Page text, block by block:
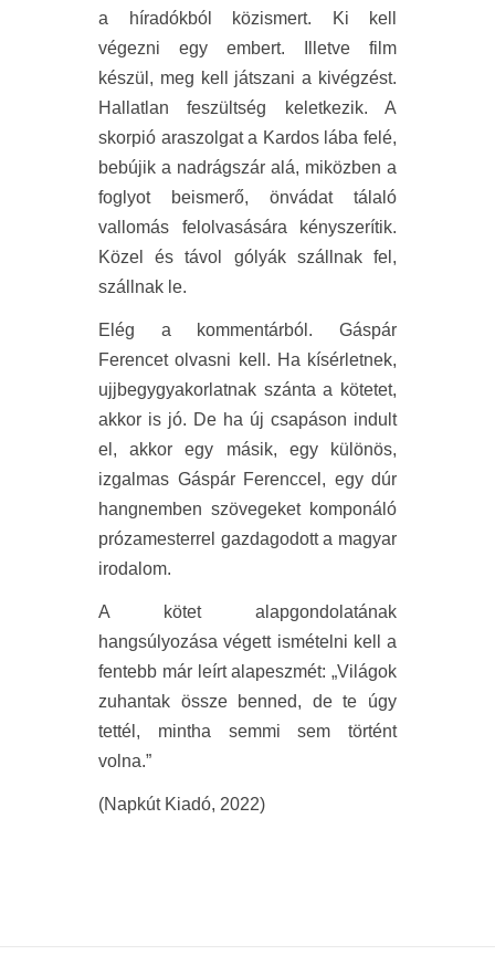
a híradókból közismert. Ki kell
végezni egy embert. Illetve film
készül, meg kell játszani a kivégzést.
Hallatlan feszültség keletkezik. A
skorpió araszolgat a Kardos lába felé,
bebújik a nadrágszár alá, miközben a
foglyot beismerő, önvádat tálaló
vallomás felolvasására kényszerítik.
Közel és távol gólyák szállnak fel,
szállnak le.
Elég a kommentárból. Gáspár
Ferencet olvasni kell. Ha kísérletnek,
ujjbegygyakorlatnak szánta a kötetet,
akkor is jó. De ha új csapáson indult
el, akkor egy másik, egy különös,
izgalmas Gáspár Ferenccel, egy dúr
hangnemben szövegeket komponáló
prózamesterrel gazdagodott a magyar
irodalom.
A kötet alapgondolatának
hangsúlyozása végett ismételni kell a
fentebb már leírt alapeszmét: „Világok
zuhantak össze benned, de te úgy
tettél, mintha semmi sem történt
volna.”
(Napkút Kiadó, 2022)